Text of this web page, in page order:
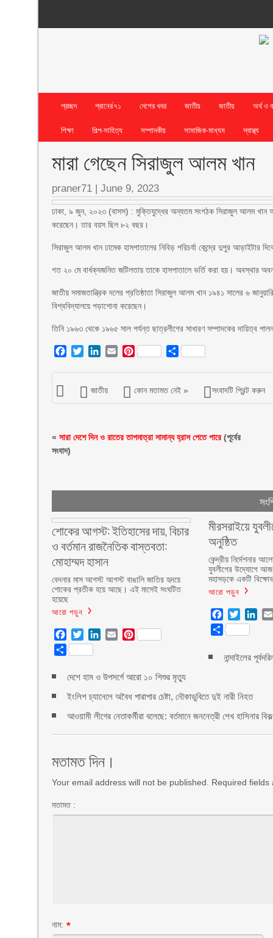
প্রচ্ছদ প্রানের’৭১ দেশের খবর জাতীয় জাতীয়
অর্থ ও
শিক্ষা
শিল্প-সাহিত্য সম্পাদকীয় সামাজিক-মাধ্যম স্বাস্থ্য
মারা গেছেন সিরাজুল আলম খান
praner71 | June 9, 2023
ঢাকা, ৯ জুন, ২০২৩ (বাসস) : মুক্তিযুদ্ধের অন্যতম সংগঠক সিরাজুল আলম খান
করেছেন। তার বয়স ছিল ৮২ বছর।
সিরাজুল আলম খান ঢামেক হাসপাতালের নিবিড় পরিচর্যা কেন্দ্রে দুপুর আড়াইটার
গত ২০ মে বার্ধক্যজনিত জটিলতায় তাকে হাসপাতালে ভর্তি করা হয়। অবস্থার
জাতীয় সমাজতান্ত্রিক দলের প্রতিষ্ঠাতা সিরাজুল আলম খান ১৯৪১ সালের ৬
বিশ্ববিদ্যালয়ে পড়াশোনা করেছেন।
তিনি ১৯৬৩ থেকে ১৯৬৫ সাল পর্যন্ত ছাত্রলীগের সাধারণ সম্পাদকের দায়িত্ব
Facebook
TwitterLinkedIn
EmailPinterest Share
জাতীয় কোন মতামত নেই » সংবাদটি প্রিন্ট করুন
« সারা দেশে দিন ও রাতের তাপমাত্রা সামান্য হ্রাস পেতে পারে(পূর্বের
সংবাদ)
শোকের আগস্ট: ইতিহাসের দায়, বিচার
ও বর্তমান রাজনৈতিক বাস্তবতা:
মোহাম্মদ হাসান
বেদনার মাস আগস্ট আগস্ট বাঙালি জাতির হৃদয়ে
শোকের প্রতীক হয়ে আছে। এই মাসেই সংঘটিত
হয়েছে
আরো পড়ুন
Facebook
TwitterLinkedIn
EmailPinterest
Share
মীরসরাইয়ে
অনুষ্ঠিত
কেন্দ্রীয় নির্দেশনার
যুবলীগের উদ্যোগে আজ
মহাসড়কে একটি
আরো পড়ুন
Facebook
Twitter
Share
নান্দাইলের
দেশে হাম ও উপসর্গে আরো ১০ শিশুর মৃত্যু
ইংলিশ চ্যানেলে অবৈধ পারাপার চেষ্টা, নৌকাডুবিতে দুই নারী নিহত
আওয়ামী লীগের নেতাকর্মীরা বলেছে: বর্তমানে জননেত্রী শেখ হাসিনার
মতামত দিন।
Your email address will not be published. Required fields
মতামত :
নাম: *